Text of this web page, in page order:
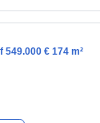
€ 174 m²